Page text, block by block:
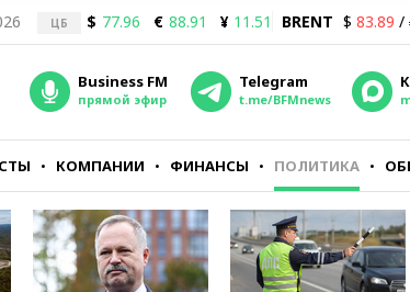
ЦБ $ 77.96 € 88.91 ¥ 11.51 BRENT $ 83.89 /
Business FM
прямой эфир
Telegram
t.me/BFMnews
КОМПАНИИ ФИНАНСЫ ПОЛИТИКА